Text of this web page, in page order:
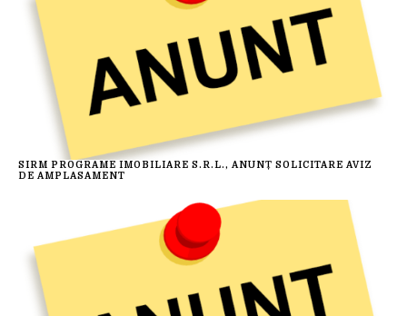
SIRM PROGRAME IMOBILIARE S.R.L., ANUNȚ SOLICITARE AVIZ
DE AMPLASAMENT